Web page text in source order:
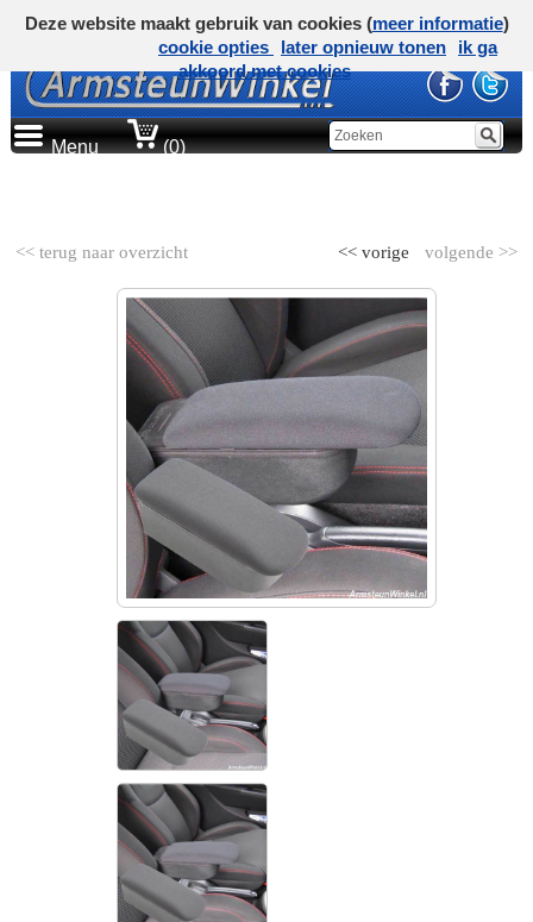
Menu (0)
<< terug naar overzicht volgende >>
<< vorige
Deze website maakt gebruik van cookies (meer informatie)
cookie opties
later opnieuw tonen
ik ga
akkoord met cookies